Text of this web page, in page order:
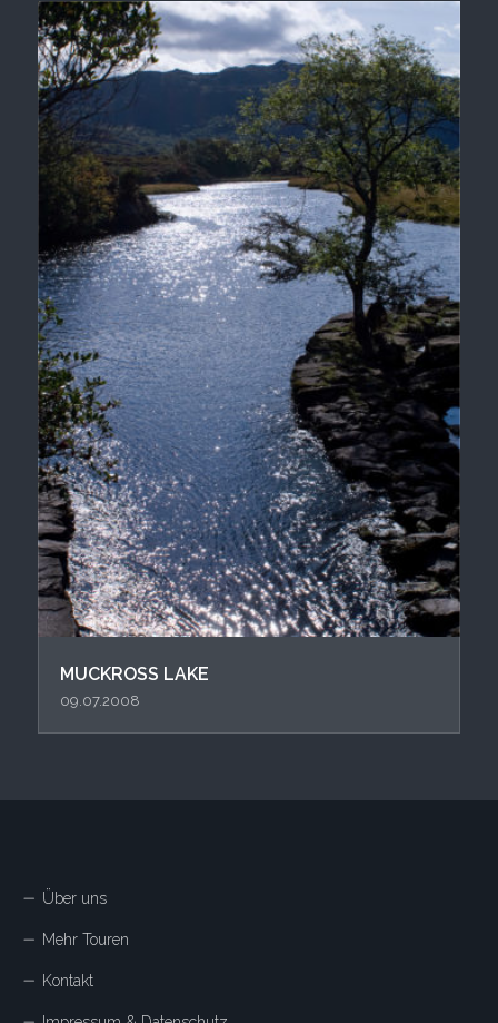
MUCKROSS LAKE
09.07.2008
Über uns
Mehr Touren
Kontakt